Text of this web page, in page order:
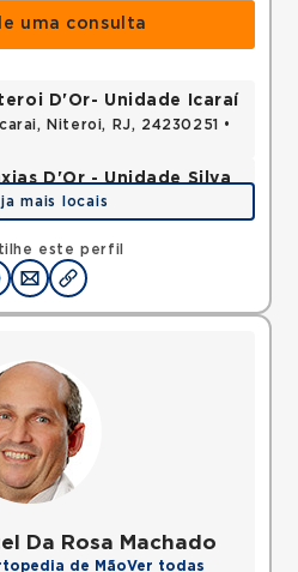
uma consulta
este perfil
D'Or- Unidade Icaraí
Niteroi, RJ, 24230251 •
D'Or - Unidade Silva
Duque, Duque de
•
Mapa
mais locais
Da Rosa Machado
de MãoVer todas